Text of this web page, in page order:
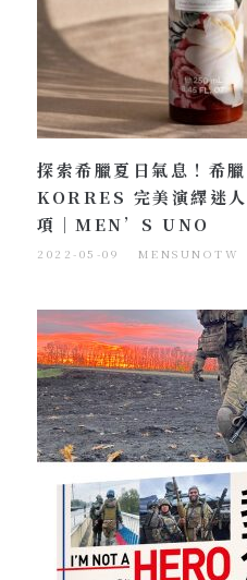
探索希臘夏日氣息！希
KORRES 完美演繹迷
項｜MEN’S UNO
2022-05-09 MENSUNOTW